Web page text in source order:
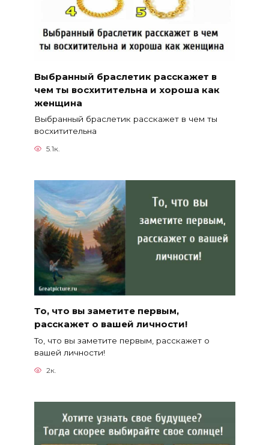
Выбранный браслетик расскажет в
чем ты восхитительна и хороша как
женщина
Выбранный браслетик расскажет в чем ты
восхитительна
5.1к.
То, что вы заметите первым,
расскажет о вашей личности!
То, что вы заметите первым, расскажет о
вашей личности!
2к.